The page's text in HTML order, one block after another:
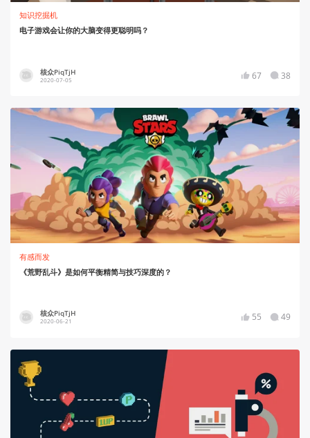
知识挖掘机
电子游戏会让你的大脑变得更聪明吗？
核众PiqTjH
2020-07-05 67 38
有感而发
《荒野乱斗》是如何平衡精简与技巧深度的？
核众PiqTjH
2020-06-21 55 49